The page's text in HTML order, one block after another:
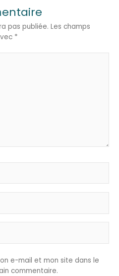
pas publiée. Les champs
*
e-mail et mon site dans le
commentaire.